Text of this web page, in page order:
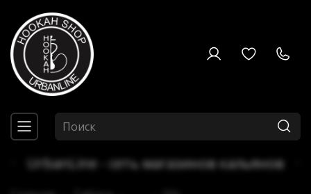
UrbanLine - сеть магазинов кальянов